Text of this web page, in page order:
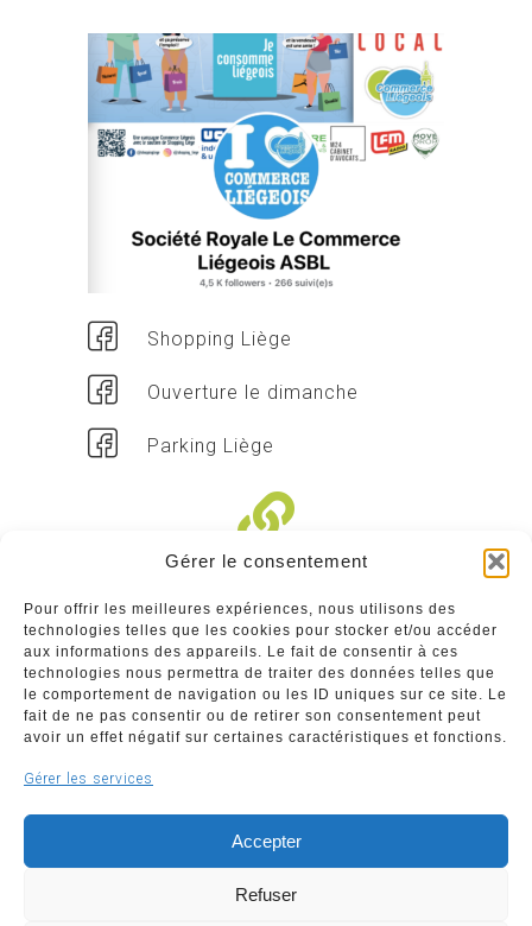
Gérer le consentement
Pour offrir les meilleures expériences, nous utilisons des
technologies telles que les cookies pour stocker et/ou accéder
aux informations des appareils. Le fait de consentir à ces
technologies nous permettra de traiter des données telles que
le comportement de navigation ou les ID uniques sur ce site. Le
fait de ne pas consentir ou de retirer son consentement peut
avoir un effet négatif sur certaines caractéristiques et fonctions.
Gérer les services
Accepter
Refuser
Shopping Liège
Ouverture le dimanche
Parking Liège
Commerçants
Annuaire des commerçants : insérez gratuitement
votre activité dans notre annuaire sur notre site ci-
dessous